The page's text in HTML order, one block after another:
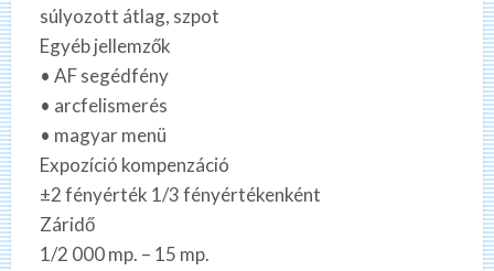
súlyozott átlag, szpot
Egyéb jellemzők
• AF segédfény
• arcfelismerés
• magyar menü
Expozíció kompenzáció
±2 fényérték 1/3 fényértékenként
Záridő
1/2 000 mp. – 15 mp.